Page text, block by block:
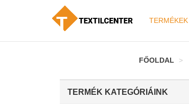
TERMÉKEK
FŐOLDAL
TERMÉK KATEGÓRIÁINK